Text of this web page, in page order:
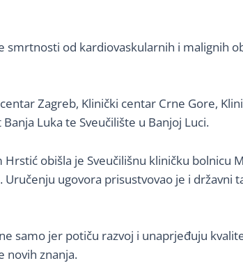
od kardiovaskularnih i malignih
Zagreb, Klinički centar Crne Gore,
Luka te Sveučilište u Banjoj Luci.
obišla je Sveučilišnu kliničku bolnicu
ugovora prisustvovao je i državni
samo jer potiču razvoj i unaprjeđuju
novih znanja.